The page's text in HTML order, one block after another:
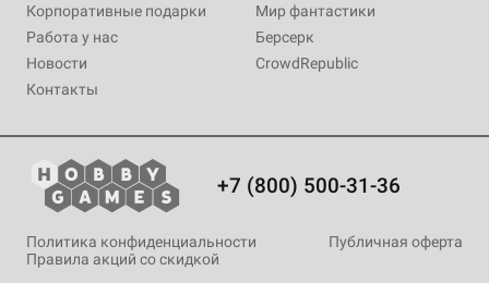
Корпоративные подарки
Работа у нас
Новости
Контакты
Мир фантастики
Берсерк
CrowdRepublic
+7 (800) 500-31-36
Политика конфиденциальности
Публичная оферта
Правила акций со скидкой